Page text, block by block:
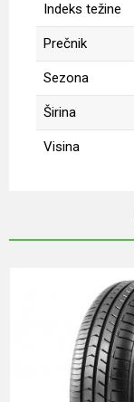
Indeks težine
Prečnik
Sezona
Širina
Visina